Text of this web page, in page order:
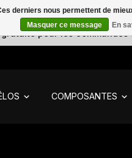
pour les commandes
COMPOSANTES
derniers nous permettent de
Masquer ce message
En